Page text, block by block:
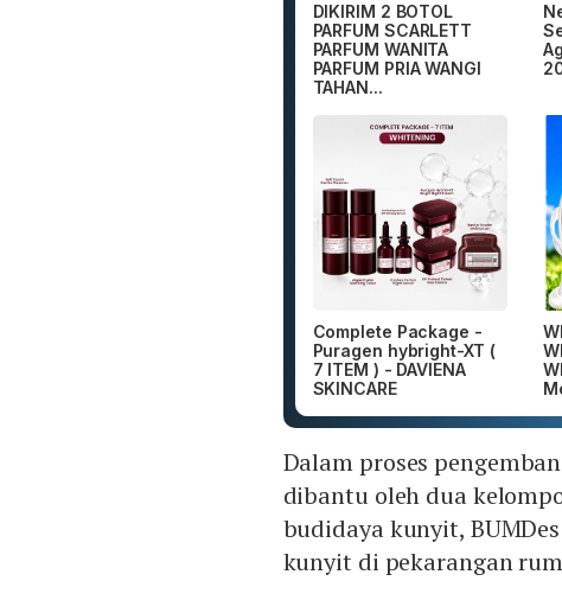
DIKIRIM 2 BOTOL
PARFUM SCARLETT
PARFUM WANITA
PARFUM PRIA WANGI
TAHAN...
Complete Package -
Puragen hybright-XT (
7 ITEM ) - DAVIENA
SKINCARE
Dalam proses
dibantu oleh dua
budidaya kunyit,
kunyit di pekarangan